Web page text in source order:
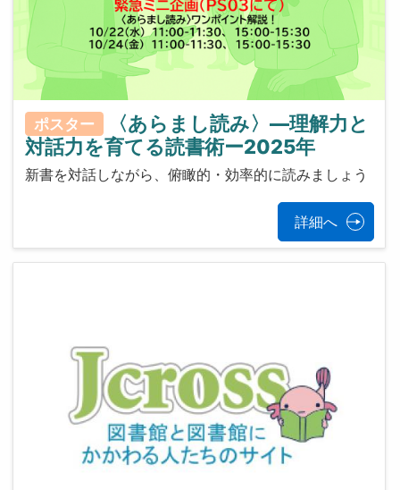
ポスター
〈あらまし読み〉—理解力と
対話力を育てる読書術ー2025年
新書を対話しながら、俯瞰的・効率的に読みましょう
詳細へ